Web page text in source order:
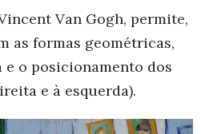
Van Gogh, permite,
as formas geométricas,
o posicionamento dos
e à esquerda).